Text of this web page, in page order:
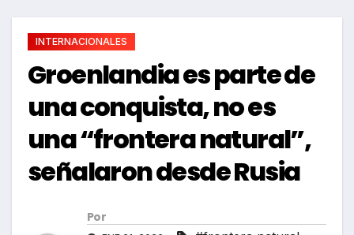
INTERNACIONALES
Groenlandia es parte de
una conquista, no es
una “frontera natural”,
señalaron desde Rusia
Por